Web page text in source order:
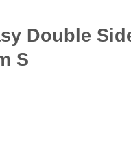
Double
S